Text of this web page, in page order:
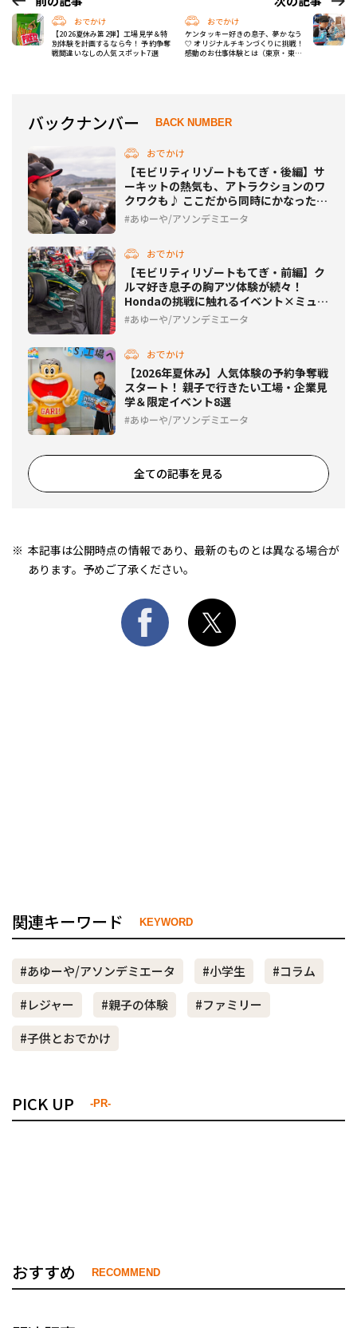
おでかけ
【2026夏休み第2弾】工場見学＆特
別体験を計画するなら今！ 予約争奪
戦間違いなしの人気スポット7選
おでかけ
ケンタッキー好きの息子、夢かなう
♡ オリジナルチキンづくりに挑戦！
感動のお仕事体験とは（東京・東村
バックナンバー BACK NUMBER
おでかけ
【モビリティリゾートもてぎ・後編】サ
ーキットの熱気も、アトラクションのワ
クワクも♪ ここだから同時にかなった親
子の1日
あゆーや/アソンデミエータ
おでかけ
【モビリティリゾートもてぎ・前編】ク
ルマ好き息子の胸アツ体験が続々！
Hondaの挑戦に触れるイベント×ミュー
ジアム旅
あゆーや/アソンデミエータ
おでかけ
【2026年夏休み】人気体験の予約争奪戦
スタート！ 親子で行きたい工場・企業見
学＆限定イベント8選
あゆーや/アソンデミエータ
全ての記事を見る
本記事は公開時点の情報であり、最新のものとは異なる場合が
あります。予めご了承ください。
関連キーワード KEYWORD
#あゆーや/アソンデミエータ #小学生
#コラム
#レジャー
#親子の体験
#ファミリー
#子供とおでかけ
PICK UP -PR-
おすすめ RECOMMEND